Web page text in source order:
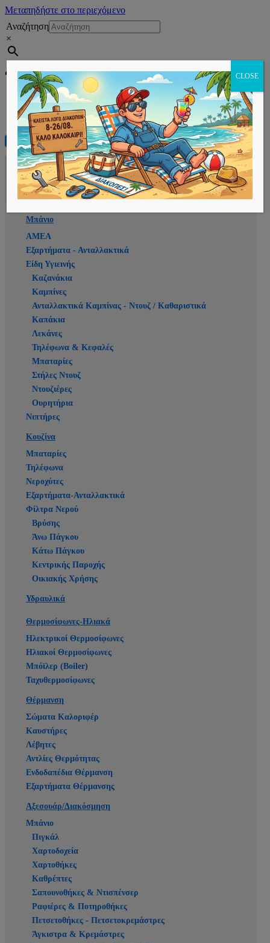
Μεταπηδήστε στο περιεχόμενο
Αναζήτηση
×
Εγγραφή
Αρχική
E-shop
Μπάνιο
ΑΜΕΑ
Εξαρτήματα - Ανταλλακτικά
Είδη Υγιεινής
Καζανάκια
Καμπίνες
Ανταλλακτικά Καμπίνας - Ντουζ / Καθαριστικά
Καπάκια
Λεκάνες
Τηλέφωνα & Κεφαλές
Μπαταρίες
Στήλες Ντουζ
Ντουζιέρες
Ουρητήρια
Νιπτήρες
Κουζίνα
Μπαταρίες
Τηλέφωνα
Νεροχύτες
Εξαρτήματα-Ανταλλακτικά
Φίλτρα Νερού
Βρύσης
Άνω Πάγκου
Κάτω Πάγκου
Κεντρικής Παροχής
Οικιακής Χρήσης
Υδραυλικά
Θερμοσίφωνες-Ηλιακά
Ηλεκτρικοί Θερμοσίφωνες
Ηλιακοί Θερμοσίφωνες
Μπόϊλερ (Boiler)
Ταχυθερμοσίφωνες
Θέρμανση
Σώματα Καλοριφέρ
Καυστήρες
Λέβητες
Αντλίες Θερμότητας
Ενδοδαπέδια Θέρμανση
Εξαρτήματα Θέρμανσης
Αξεσουάρ/Διακόσμηση
Μπάνιο
Πιγκάλ
Χαρτοδοχεία
Χαρτοθήκες
Καθρέπτες
Σαπουνοθήκες & Ντισπένσερ
Ραφιέρες & Ποτηροθήκες
Πετσετοθήκες - Πετσετοκρεμάστρες
Άγκιστρα & Κρεμάστρες
CLOSE